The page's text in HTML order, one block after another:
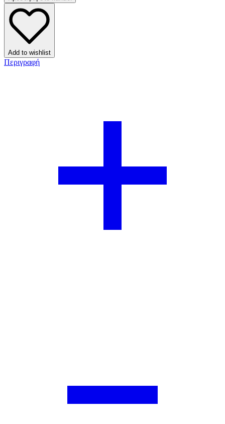
Add to wishlist
Περιγραφή